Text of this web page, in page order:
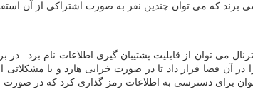
برند که می توان چندین نفر به صورت اشتراکی از آن
می توان از قابلیت پشتیبان گیری اطلاعات نام برد
در آن فضا قرار داد تا در صورت خرابی هارد و یا
برای دسترسی به اطلاعات رمز گذاری کرد که در صورت